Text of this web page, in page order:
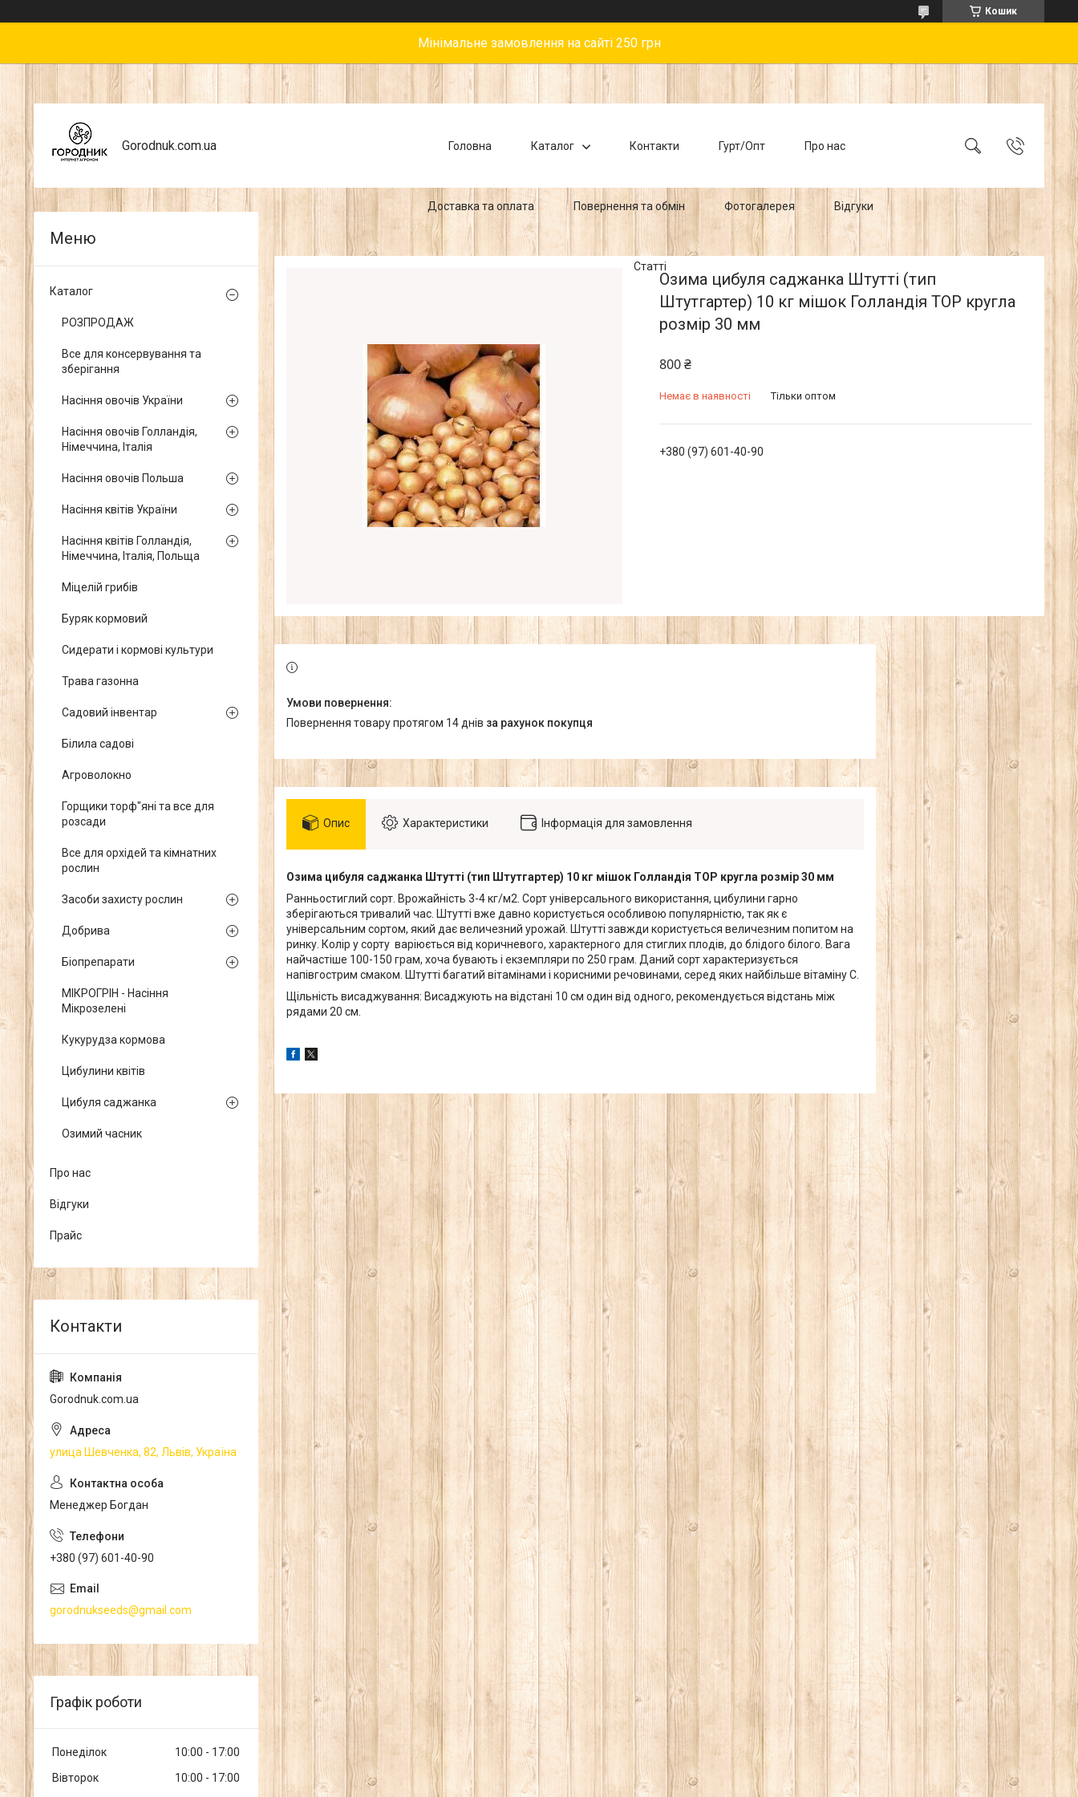
Кошик
Мінімальне замовлення на сайті 250 грн
Gorodnuk.com.ua Головна Каталог Контакти Гурт/Опт Про нас
Доставка та оплата Повернення та обмін Фотогалерея Відгуки
Статті
Озима цибуля саджанка Штутті (тип
Штутгартер) 10 кг мішок Голландія ТОР кругла
розмір 30 мм
800 ₴
Немає в наявності Тільки оптом
+380 (97) 601-40-90
повернення товару протягом 14 днів за рахунок покупця
Опис Характеристики Інформація для замовлення
Озима цибуля саджанка Штутті (тип Штутгартер) 10 кг мішок Голландія ТОР кругла розмір 30 мм
Ранньостиглий сорт. Врожайність 3-4 кг/м2. Сорт універсального використання, цибулини гарно
зберігаються тривалий час. Штутті вже давно користується особливою популярністю, так як є
універсальним сортом, який дає величезний урожай. Штутті завжди користується величезним попитом на
ринку. Колір у сорту варіюється від коричневого, характерного для стиглих плодів, до блідого білого. Вага
найчастіше 100-150 грам, хоча бувають і екземпляри по 250 грам. Даний сорт характеризується
напівгострим смаком. Штутті багатий вітамінами і корисними речовинами, серед яких найбільше вітаміну С.
Щільність висаджування: Висаджують на відстані 10 см один від одного, рекомендується відстань між
рядами 20 см.
Каталог
РОЗПРОДАЖ
Все для консервування та
зберігання
Насіння овочів України
Насіння овочів Голландія,
Німеччина, Італія
Насіння овочів Польша
Насіння квітів України
Насіння квітів Голландія,
Німеччина, Італія, Польща
Міцелій грибів
Буряк кормовий
Сидерати і кормові культури
Трава газонна
Садовий інвентар
Білила садові
Агроволокно
Горщики торф"яні та все для
розсади
Все для орхідей та кімнатних
рослин
Засоби захисту рослин
Добрива
Біопрепарати
МІКРОГРІН - Насіння
Мікрозелені
Кукурудза кормова
Цибулини квітів
Цибуля саджанка
Озимий часник
Про нас
Відгуки
Прайс
Gorodnuk.com.ua
улица Шевченка, 82, Львів, Україна
Менеджер Богдан
+380 (97) 601-40-90
gorodnukseeds@gmail.com
Графік роботи
Понеділок 10:00
17:00
Вівторок
10:00
17:00